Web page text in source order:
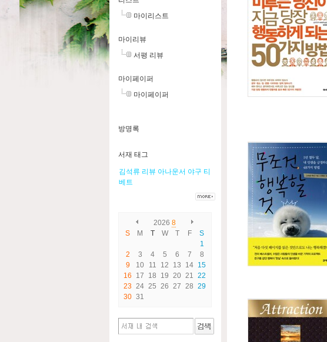
마이리스트
마이리뷰
서평 리뷰
마이페이퍼
마이페이퍼
방명록
서재 태그
김석류 리뷰 아나운서 야구 티
베트
2026 8
S
M T W T F
S
1
2
3 4 5 6 7
8
9
10 11 12 13 14 15
16
17 18 19 20 21 22
23 24 25 26 27 28 29
30 31